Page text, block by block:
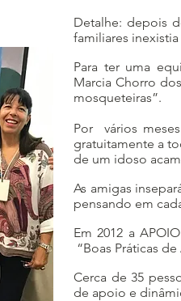
Detalhe: depois
familiares
Para ter uma
Marcia Chorro
mosqueteiras”.
Por vários
gratuitamente a
de um idoso
As amigas
pensando em
Em 2012 a
“Boas Práticas
Cerca de 35
de apoio e